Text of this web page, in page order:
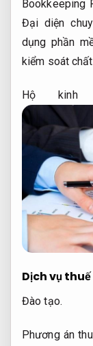
Bookkeeping
Đại diện
dụng phần
kiểm soát
Hộ kinh
Dịch vụ thuế
Đào tạo.
Phương án